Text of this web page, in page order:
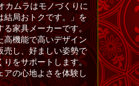
カムラはモノづくりに
結局おトクです。」を
る家具メーカーです。
高機能で高いデザイン
売し、好ましい姿勢で
りをサポートします。
アの心地よさを体験し